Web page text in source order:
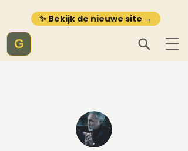
✨ Bekijk de nieuwe site →
G